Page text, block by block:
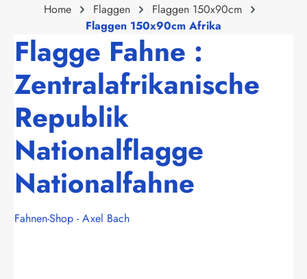
Home Flaggen
Flaggen 150x90cm
Flaggen 150x90cm Afrika
Flagge Fahne :
Zentralafrikanische
Republik
Nationalflagge
Nationalfahne
Fahnen-Shop - Axel Bach